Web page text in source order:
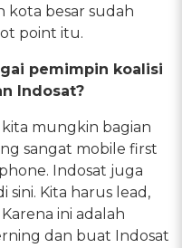
kota besar sudah
point itu.
pemimpin koalisi
Indosat?
kita mungkin bagian
sangat mobile first
Indosat juga
Kita harus lead,
ini adalah
dan buat Indosat